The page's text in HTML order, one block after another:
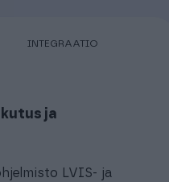
INTEGRAATIO
ja
LVIS- ja